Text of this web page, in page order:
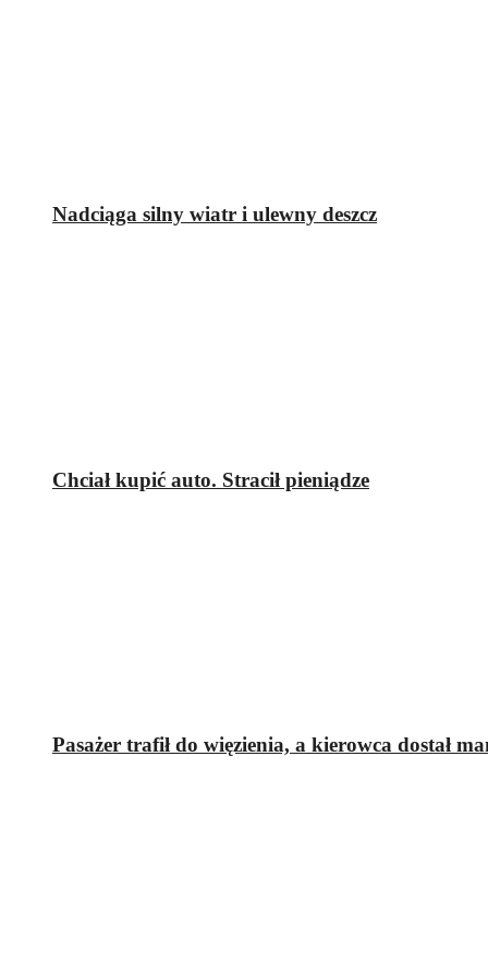
Nadciąga silny wiatr i ulewny deszcz
Chciał kupić auto. Stracił pieniądze
Pasażer trafił do więzienia, a kierowca dostał